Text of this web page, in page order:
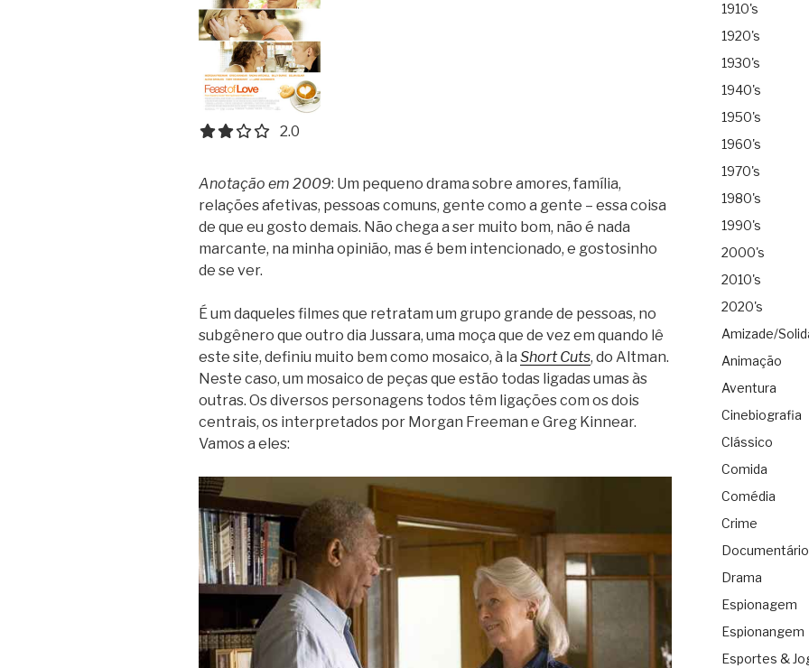
2.0 out of 5.0 stars
2.0
Anotação em 2009: Um pequeno drama sobre amores, família,
relações afetivas, pessoas comuns, gente como a gente – essa coisa
de que eu gosto demais. Não chega a ser muito bom, não é nada
marcante, na minha opinião, mas é bem intencionado, e gostosinho
de se ver.
É um daqueles filmes que retratam um grupo grande de pessoas, no
subgênero que outro dia Jussara, uma moça que de vez em quando lê
este site, definiu muito bem como mosaico, à la Short Cuts, do Altman.
Neste caso, um mosaico de peças que estão todas ligadas umas às
outras. Os diversos personagens todos têm ligações com os dois
centrais, os interpretados por Morgan Freeman e Greg Kinnear.
Vamos a eles:
1910's
1920's
1930's
1940's
1950's
1960's
1970's
1980's
1990's
2000's
2010's
2020's
Amizade/
Animação
Aventura
Cinebiografia
Clássico
Comida
Comédia
Crime
Documentário
Drama
Espionagem
Espionangem
Esportes &